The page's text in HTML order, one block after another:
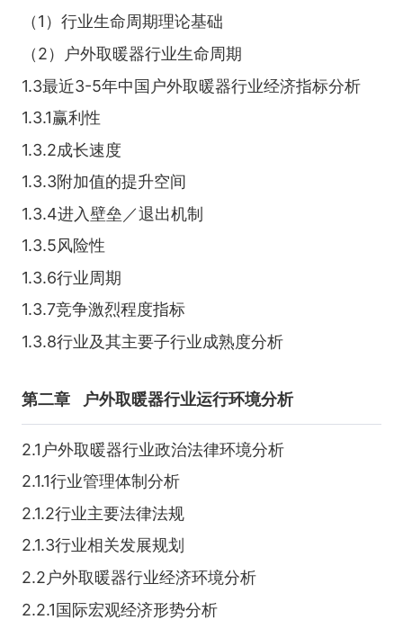
（1）行业生命周期理论基础
（2）户外取暖器行业生命周期
1.3最近3-5年中国户外取暖器行业经济指标分析
1.3.1赢利性
1.3.2成长速度
1.3.3附加值的提升空间
1.3.4进入壁垒／退出机制
1.3.5风险性
1.3.6行业周期
1.3.7竞争激烈程度指标
1.3.8行业及其主要子行业成熟度分析
第二章 户外取暖器行业运行环境分析
2.1户外取暖器行业政治法律环境分析
2.1.1行业管理体制分析
2.1.2行业主要法律法规
2.1.3行业相关发展规划
2.2户外取暖器行业经济环境分析
2.2.1国际宏观经济形势分析